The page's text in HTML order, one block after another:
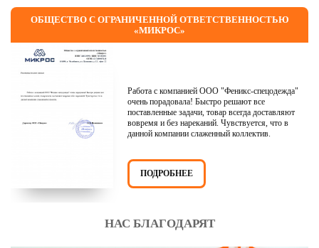
ОБЩЕСТВО С ОГРАНИЧЕННОЙ ОТВЕТСТВЕННОСТЬЮ
«МИКРОС»
Работа с компанией ООО "Феникс-спецодежда"
очень порадовала! Быстро решают все
поставленные задачи, товар всегда доставляют
вовремя и без нареканий. Чувствуется, что в
данной компании слаженный коллектив.
ПОДРОБНЕЕ
НАС БЛАГОДАРЯТ